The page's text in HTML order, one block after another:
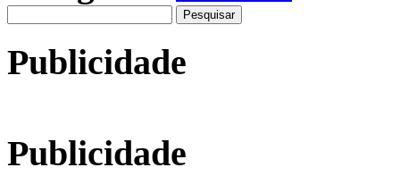
por:
Publicidade
Publicidade